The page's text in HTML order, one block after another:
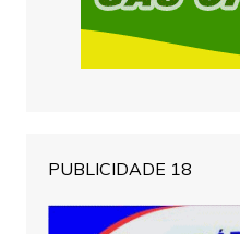
PUBLICIDADE 18